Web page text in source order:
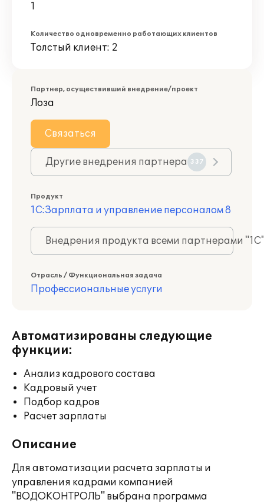
1
Количество одновременно работающих клиентов
Толстый клиент: 2
Партнер, осуществивший внедрение/проект
Лоза
Связаться
Другие внедрения партнера 337
Продукт
1С:Зарплата и управление персоналом 8
Внедрения продукта всеми партнерами
Отрасль / Функциональная задача
Профессиональные услуги
Автоматизированы следующие
функции:
Анализ кадрового состава
Кадровый учет
Подбор кадров
Расчет зарплаты
Описание
Для автоматизации расчета зарплаты и
управления кадрами компанией
"ВОДОКОНТРОЛЬ" выбрана программа